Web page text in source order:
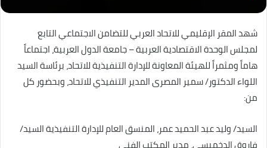
شهد المقر الإقليمي للاتحاد العربي للتضامن الاجتماعي التابع
لمجلس الوحدة الاقتصادية العربية – جامعة الدول العربية، اجتماعاً
هاماً ومثمراً للهيئة المعاونة للإدارة التنفيذية للاتحاد، برئاسة السيد
اللواء الدكتور/ سمير المصرى المدير التنفيذي للاتحاد، وبحضور كل
من:
السيد/ وليد عبد الحميد عمر، المنسق العام للإدارة التنفيذية السيد/